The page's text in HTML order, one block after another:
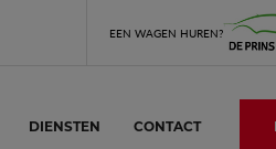
EEN WAGEN HUREN?
DIENSTEN CONTACT